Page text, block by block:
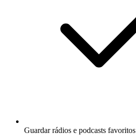
Guardar rádios e podcasts favoritos